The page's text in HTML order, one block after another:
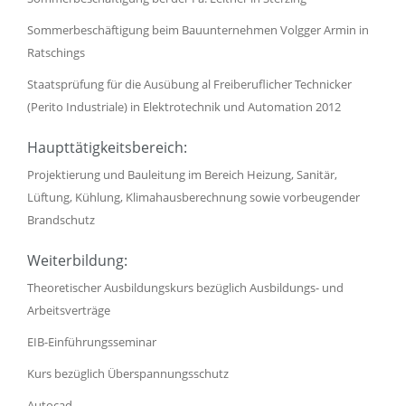
Sommerbeschäftigung beim Bauunternehmen Volgger Armin in
Ratschings
Staatsprüfung für die Ausübung al Freiberuflicher Technicker
(Perito Industriale) in Elektrotechnik und Automation 2012
Haupttätigkeitsbereich:
Projektierung und Bauleitung im Bereich Heizung, Sanitär,
Lüftung, Kühlung, Klimahausberechnung sowie vorbeugender
Brandschutz
Weiterbildung:
Theoretischer Ausbildungskurs bezüglich Ausbildungs- und
Arbeitsverträge
EIB-Einführungsseminar
Kurs bezüglich Überspannungsschutz